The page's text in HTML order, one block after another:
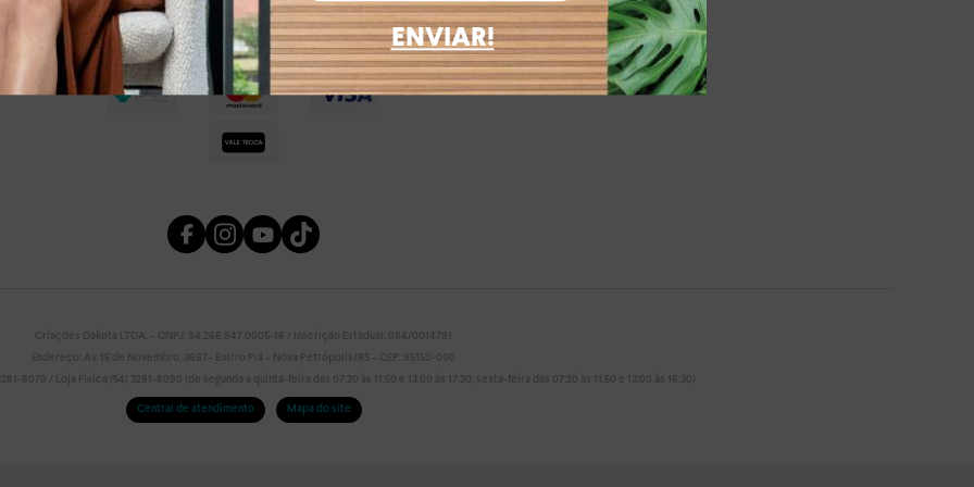
ENVIAR!
Criações Dakota LTDA. – CNPJ: 94.266.947.0005-16 / Inscrição Estadual: 084/0014791
Endereço: Av. 15 de Novembro, 3667– Bairro Piá – Nova Petrópolis/RS – CEP: 95150-000
8070 / Loja Física (54) 3281-8090 (de segunda a quinta-feira das 07:20 às 11:50 e 13:00 às 17:30; sexta-feira das 07:20 às 11:50 e 13:00 às 16:30)
Central de atendimento Mapa do site